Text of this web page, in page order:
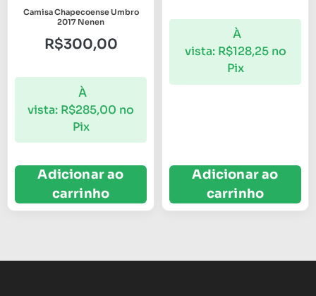
Camisa Chapecoense Umbro
2017 Nenen
R$300,00
À
vista: R$285,00 no
Pix
Adicionar ao
carrinho
À
vista: R$128,25 no
Pix
Adicionar ao
carrinho